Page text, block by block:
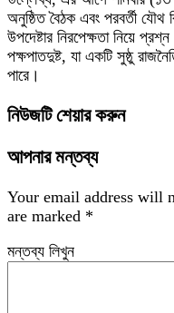
অনুষ্ঠিত বৈঠক এবং পরবর্তী যৌথ
উপদেষ্টার নিরপেক্ষতা নিয়ে
পক্ষপাতদুষ্ট, যা একটি সুষ্ঠু
পারে।
নিউজটি শেয়ার করুন
আপনার মন্তব্য
Your email address will
are marked *
মন্তব্য লিখুন